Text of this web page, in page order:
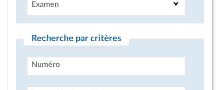
Examen
Recherche par critères
Numéro